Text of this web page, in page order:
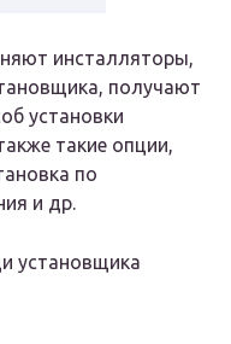
инсталляторы,
получают
установки
такие опции,
по
и др.
установщика